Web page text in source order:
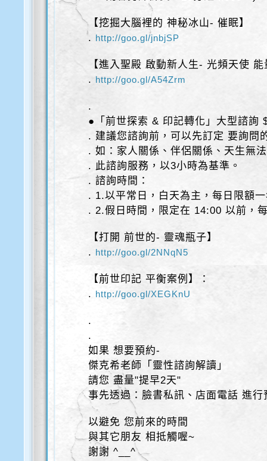
【挖掘大腦裡的 神秘冰山- 催眠】
. http://goo.gl/jnbjSP
【進入聖殿 啟動新人生- 光頻天使
. http://goo.gl/A54Zrm
.
●「前世探索 & 印記轉化」大型諮詢
. 建議您諮詢前，可以先訂定 要詢問
. 如：家人關係、伴侶關係、天生無
. 此諮詢服務，以3小時為基準。
. 諮詢時間：
. 1.以平常日，白天為主，每日限額
. 2.假日時間，限定在 14:00 以前，
【打開 前世的- 靈魂瓶子】
. http://goo.gl/2NNqN5
【前世印記 平衡案例】：
. http://goo.gl/XEGKnU
.
.
如果 想要預約-
傑克希老師「靈性諮詢解讀」
請您 盡量"提早2天"
事先透過：臉書私訊、店面電話 進行
以避免 您前來的時間
與其它朋友 相抵觸喔~
謝謝 ^__^